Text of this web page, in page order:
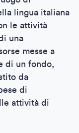
lingua italiana
le attività
una
messe a
di un fondo,
da
di
attività di